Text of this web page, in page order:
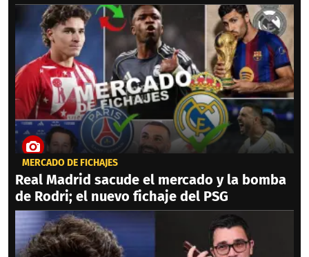
MERCADO DE FICHAJES
Real Madrid sacude el mercado y la bomba
de Rodri; el nuevo fichaje del PSG